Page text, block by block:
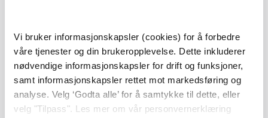
Vi bruker informasjonskapsler (cookies) for å forbedre
våre tjenester og din brukeropplevelse. Dette inkluderer
nødvendige informasjonskapsler for drift og funksjoner,
samt informasjonskapsler rettet mot markedsføring og
analyse. Velg ‘Godta alle’ for å samtykke til dette, eller
velg "Tilpass". Les mer om vår personvernerklæring
Når du skal forhandle med banken din, er det viktig at
du gjør forarbeid og ser hvordan du er som kunde.
Se for eksempel på hvordan du bruker banken, har du
flere tjenester der enn boliglånet? For eksempel
forsikring og fond?